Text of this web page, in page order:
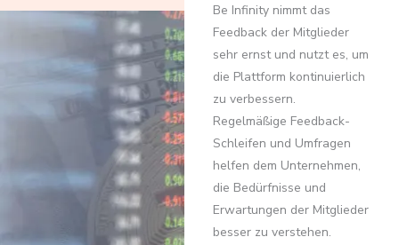
Be Infinity nimmt das
Feedback der Mitglieder
sehr ernst und nutzt es, um
die Plattform kontinuierlich
zu verbessern.
Regelmäßige Feedback-
Schleifen und Umfragen
helfen dem Unternehmen,
die Bedürfnisse und
Erwartungen der Mitglieder
besser zu verstehen.